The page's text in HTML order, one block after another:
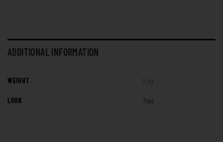
ADDITIONAL INFORMATION
WEIGHT 5 kg
LOOK Tops